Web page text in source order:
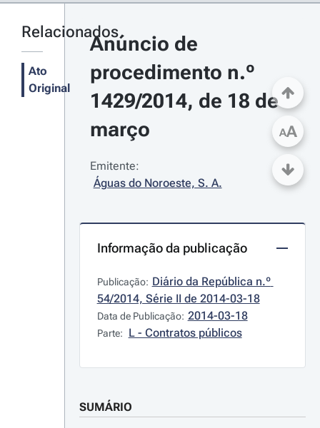
Relacionados
Ato
Original
Anúncio de
procedimento n.º
1429/2014, de 18 de
março
Emitente:
Águas do Noroeste, S. A.
Informação da publicação
Publicação: Diário da República n.º
54/2014, Série II de 2014-03-18
Data de Publicação: 2014-03-18
Parte: L - Contratos públicos
SUMÁRIO
AA